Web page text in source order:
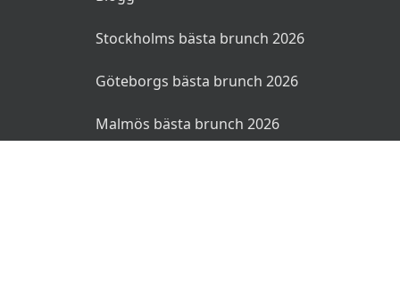
Stockholms bästa brunch 2026
Göteborgs bästa brunch 2026
Malmös bästa brunch 2026